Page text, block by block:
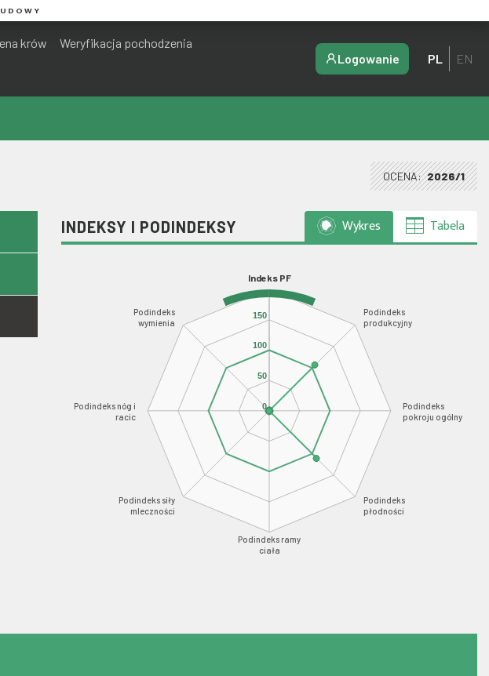
krów Weryfikacja pochodzenia
Logowanie PL EN
OCENA: 2026/1
INDEKSY I PODINDEKSY Wykres Tabela
Indeks PF
Podindeks
produkcyjny
Podindeks
pokroju ogólny
Podindeks
płodności
Podindeks ramy
ciała
Podindeks siły
mleczności
Podindeks nóg i
racic
Podindeks
wymienia
0
50
100
150